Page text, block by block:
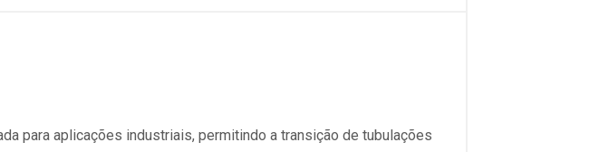
para aplicações industriais, permitindo a transição de tubulações